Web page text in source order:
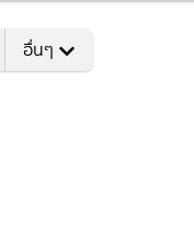
อื่นๆ